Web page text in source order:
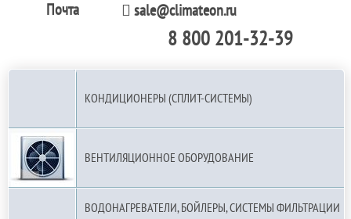
Почта sale@climateon.ru
8 800 201-32-39
КОНДИЦИОНЕРЫ (СПЛИТ-СИСТЕМЫ)
ВЕНТИЛЯЦИОННОЕ ОБОРУДОВАНИЕ
ВОДОНАГРЕВАТЕЛИ, БОЙЛЕРЫ, СИСТЕМЫ ФИЛЬТРАЦИИ